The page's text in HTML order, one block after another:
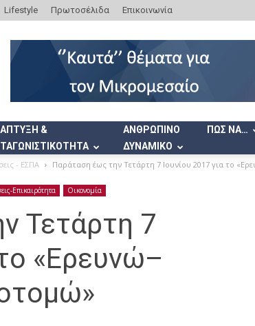
Lifestyle Πρωτοσέλιδα Επικοινωνία
&
ΑΝΘΡΩΠΙΝΟ
ΔΥΝΑΜΙΚΟ
ΠΩΣ ΝΑ…
- ΕΣΠΑ Παράταση έως την Τετάρτη 7 Ιουνίου 2017 για το
Επικαιρότητα Οικονομία
Τετάρτη 7
«Ερευνώ–